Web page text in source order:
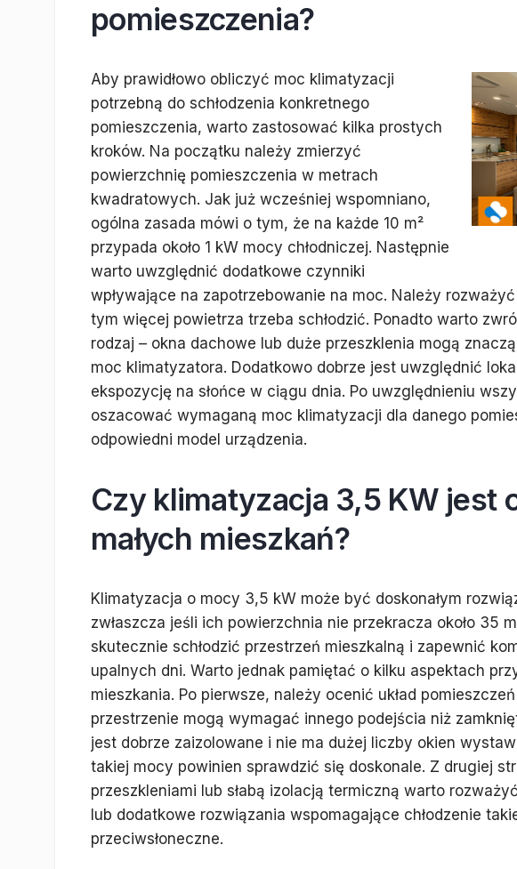
pomieszczenia?
Aby prawidłowo obliczyć moc klimatyzacji
potrzebną do schłodzenia konkretnego
pomieszczenia, warto zastosować kilka prostych
kroków. Na początku należy zmierzyć
powierzchnię pomieszczenia w metrach
kwadratowych. Jak już wcześniej wspomniano,
ogólna zasada mówi o tym, że na każde 10 m²
przypada około 1 kW mocy chłodniczej. Następnie
warto uwzględnić dodatkowe czynniki
wpływające na zapotrzebowanie na moc. Należy
tym więcej powietrza trzeba schłodzić. Ponadto warto
rodzaj – okna dachowe lub duże przeszklenia mogą
moc klimatyzatora. Dodatkowo dobrze jest uwzględnić
ekspozycję na słońce w ciągu dnia. Po uwzględnieniu
oszacować wymaganą moc klimatyzacji dla danego
odpowiedni model urządzenia.
Czy klimatyzacja 3,5 KW jest
małych mieszkań?
Klimatyzacja o mocy 3,5 kW może być doskonałym
zwłaszcza jeśli ich powierzchnia nie przekracza około 35
skutecznie schłodzić przestrzeń mieszkalną i zapewnić
upalnych dni. Warto jednak pamiętać o kilku aspektach
mieszkania. Po pierwsze, należy ocenić układ
przestrzenie mogą wymagać innego podejścia niż
jest dobrze zaizolowane i nie ma dużej liczby okien
takiej mocy powinien sprawdzić się doskonale. Z drugiej
przeszkleniami lub słabą izolacją termiczną warto
lub dodatkowe rozwiązania wspomagające chłodzenie
przeciwsłoneczne.